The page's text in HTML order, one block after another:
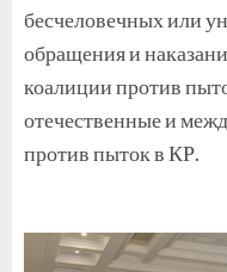
бесчеловечных или
обращения и
коалиции против
отечественные и
против пыток в КР.